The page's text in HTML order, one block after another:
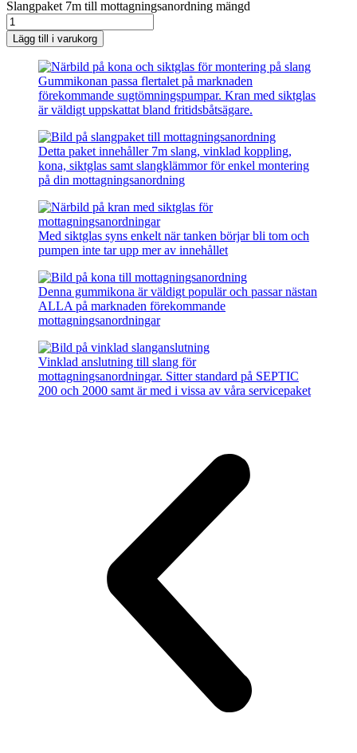
Slangpaket 7m till mottagningsanordning mängd
Lägg till i varukorg
Gummikonan passa flertalet på marknaden
förekommande sugtömningspumpar. Kran med siktglas
är väldigt uppskattat bland fritidsbåtsägare.
Detta paket innehåller 7m slang, vinklad koppling,
kona, siktglas samt slangklämmor för enkel montering
på din mottagningsanordning
Med siktglas syns enkelt när tanken börjar bli tom och
pumpen inte tar upp mer av innehållet
Denna gummikona är väldigt populär och passar nästan
ALLA på marknaden förekommande
mottagningsanordningar
Vinklad anslutning till slang för
mottagningsanordningar. Sitter standard på SEPTIC
200 och 2000 samt är med i vissa av våra servicepaket